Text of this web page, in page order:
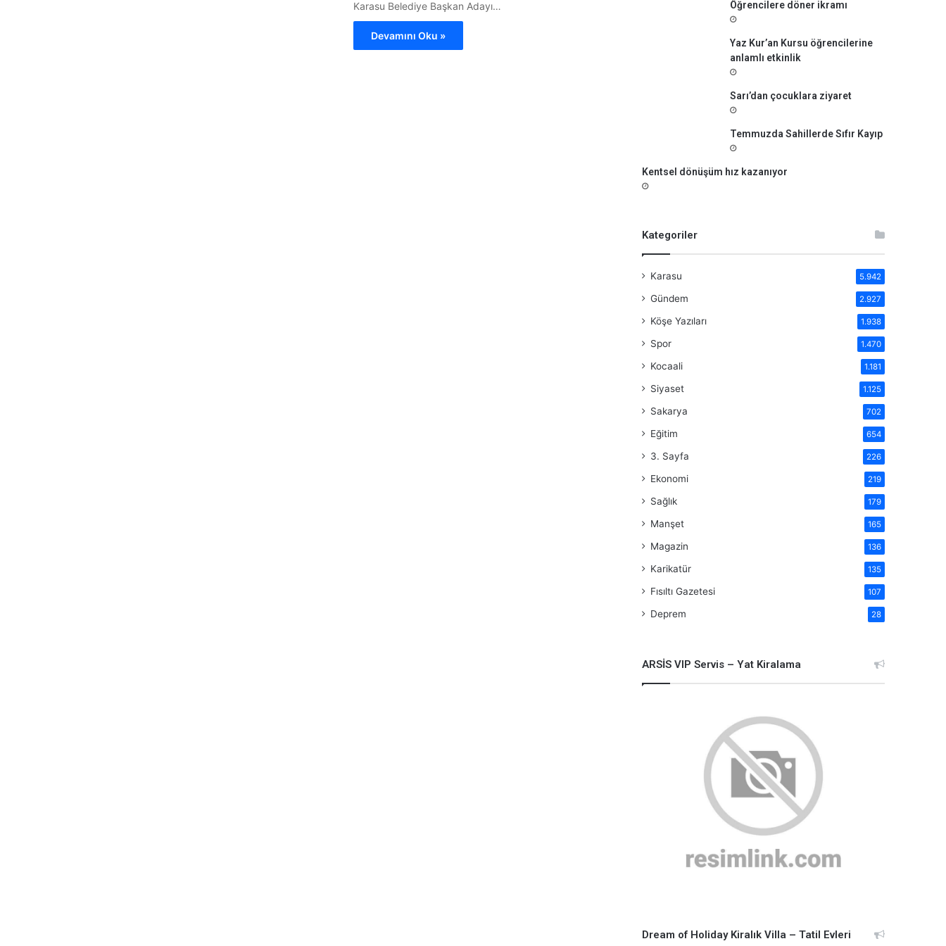
Karasu Belediye Başkan Adayı…
Devamını Oku »
Öğrencilere döner ikramı
Yaz Kur’an Kursu öğrencilerine
anlamlı etkinlik
Sarı’dan çocuklara ziyaret
Temmuzda Sahillerde Sıfır Kayıp
Kentsel dönüşüm hız kazanıyor
Kategoriler
Karasu 5.942
Gündem 2.927
Köşe Yazıları 1.938
Spor 1.470
Kocaali 1.181
Siyaset 1.125
Sakarya 702
Eğitim 654
3. Sayfa 226
Ekonomi 219
Sağlık 179
Manşet 165
Magazin 136
Karikatür 135
Fısıltı Gazetesi 107
Deprem 28
ARSİS VIP Servis – Yat Kiralama
Dream of Holiday Kiralık Villa – Tatil Evleri